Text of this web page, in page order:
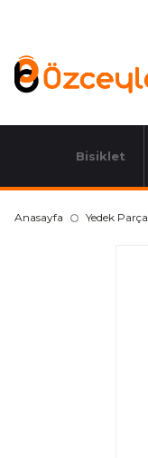
Bisiklet
Anasayfa Yedek Parça